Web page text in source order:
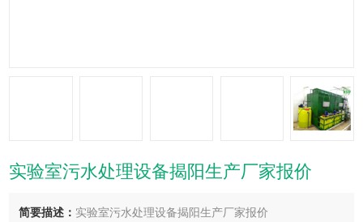
实验室污水处理设备揭阳生产厂家报价
简要描述： 实验室污水处理设备揭阳生产厂家报价